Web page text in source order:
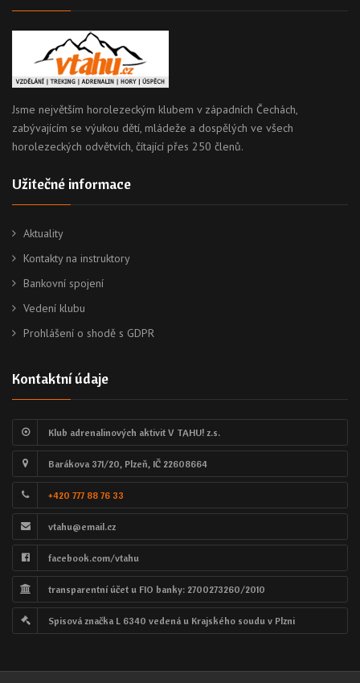
Jsme největším horolezeckým klubem v západních Čechách,
zabývajícím se výukou dětí, mládeže a dospělých ve všech
horolezeckých odvětvích, čítající přes 250 členů.
Užitečné informace
Aktuality
Kontakty na instruktory
Bankovní spojení
Vedení klubu
Prohlášení o shodě s GDPR
Kontaktní údaje
Klub adrenalinových aktivit V TAHU! z.s.
Barákova 371/20, Plzeň, IČ 22608664
+420 777 88 76 33
vtahu@email.cz
facebook.com/vtahu
transparentní účet u FIO banky: 2700273260/2010
Spisová značka L 6340 vedená u Krajského soudu v Plzni